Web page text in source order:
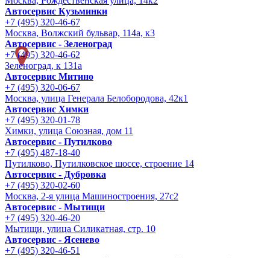
Автосервис Кузьминки
+7 (495) 320-46-67
Москва, Волжский бульвар, 114а, к3
Автосервис - Зеленоград
+7 (495) 320-46-62
Зеленоград, к 131а
Автосервис Митино
+7 (495) 320-06-67
Москва, улица Генерала Белобородова, 42к1
Автосервис Химки
+7 (495) 320-01-78
Химки, улица Союзная, дом 11
Автосервис - Путилково
+7 (495) 487-18-40
Путилково, Путилковское шоссе, строение 14
Автосервис - Дубровка
+7 (495) 320-02-60
Москва, 2-я улица Машиностроения, 27с2
Автосервис - Мытищи
+7 (495) 320-46-20
Мытищи, улица Силикатная, стр. 10
Автосервис - Ясенево
+7 (495) 320-46-51